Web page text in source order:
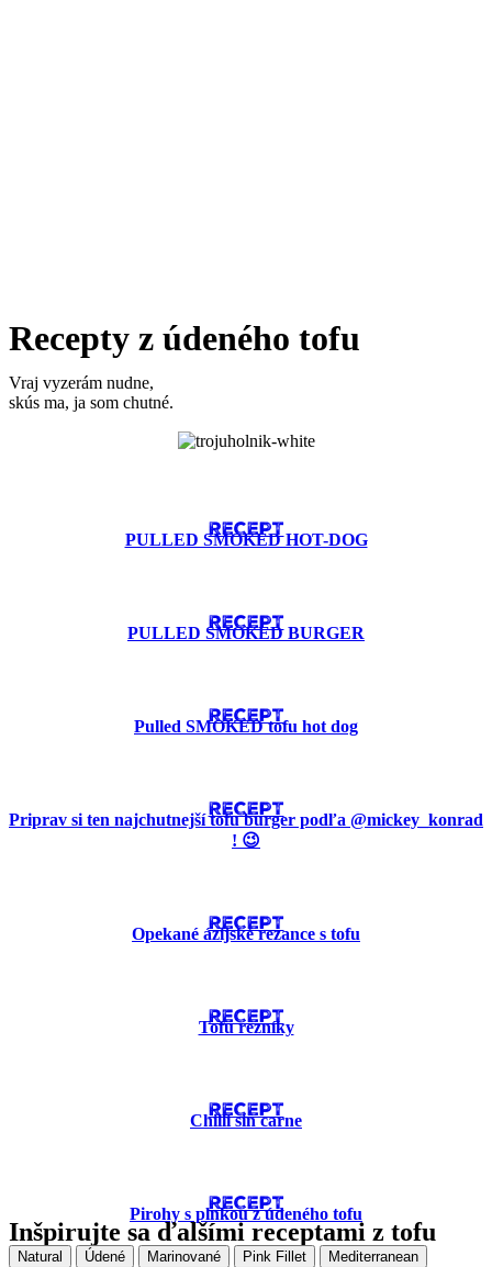
Recepty z údeného tofu
Vraj vyzerám nudne,
skús ma, ja som chutné.
RECEPT
PULLED SMOKED HOT-DOG
RECEPT
PULLED SMOKED BURGER
RECEPT
Pulled SMOKED tofu hot dog
RECEPT
Priprav si ten najchutnejší tofu burger podľa @mickey_konrad
! 😉
RECEPT
Opekané ázijské rezance s tofu
RECEPT
Tofu rezníky
RECEPT
Chilli sin carne
RECEPT
Pirohy s plnkou z údeného tofu
Inšpirujte sa ďalšími receptami z tofu
Natural Údené Marinované Pink Fillet
Mediterranean